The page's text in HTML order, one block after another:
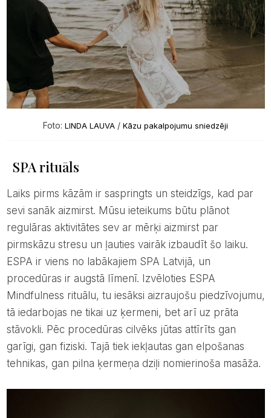
Foto: LINDA LAUVA / Kāzu pakalpojumu sniedzēji
SPA rituāls
Laiks pirms kāzām ir saspringts un steidzīgs, kad par
sevi sanāk aizmirst. Mūsu ieteikums būtu plānot
regulāras aktivitātes sev ar mērķi aizmirst par
pirmskāzu stresu un ļauties vairāk izbaudīt šo laiku.
ESPA ir viens no labākajiem SPA Latvijā, un
procedūras ir augstā līmenī. Izvēloties ESPA
Mindfulness rituālu, tu iesāksi aizraujošu piedzīvojumu,
tā iedarbojas ne tikai uz ķermeni, bet arī uz prāta
stāvokli. Pēc procedūras cilvēks jūtas attīrīts gan
garīgi, gan fiziski. Tajā tiek iekļautas gan elpošanas
tehnikas, gan pilna ķermeņa dziļi nomierinoša masāža.